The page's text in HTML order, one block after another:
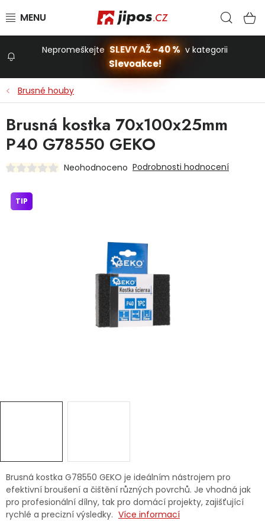
Stavba a dům
Značky
Nepromeškejte SLEVY AŽ -40 % v kategorii
Slevoakce!
Brusné houby
Brusná kostka G78550 GEKO je ideálním nástrojem pro
efektivní broušení a čištění různých povrchů. Je vhodná jak
pro profesionální dílny, tak pro domácí projekty, zajišťující
rychlé a precizní výsledky. Více informací
Brusná kostka 70x100x25mm
P40 G78550 GEKO
Neohodnoceno Podrobnosti hodnocení
TIP